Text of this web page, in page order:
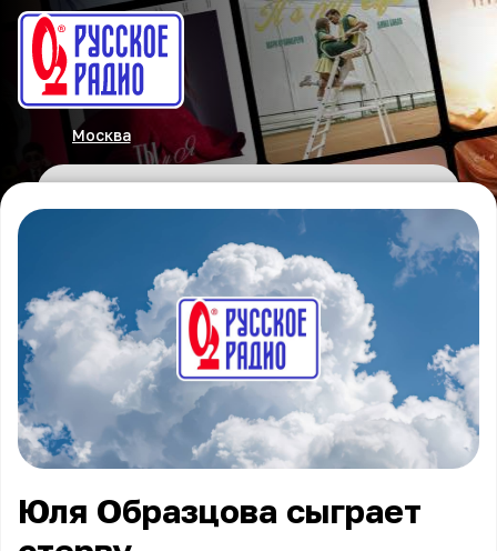
Москва
Юля Образцова сыграет